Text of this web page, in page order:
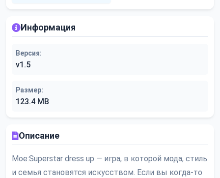
Информация
Версия:
v1.5
Размер:
123.4 MB
Описание
Moe:Superstar dress up — игра, в которой мода, стиль
и семья становятся искусством. Если вы когда-то